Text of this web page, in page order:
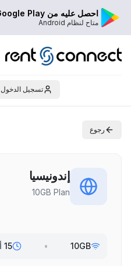
احصل عليه من Google Play
متاح لنظام Android
تسجيل الدخول
رجوع
إندونيسيا
10GB Plan
10GB
• 15 أيام